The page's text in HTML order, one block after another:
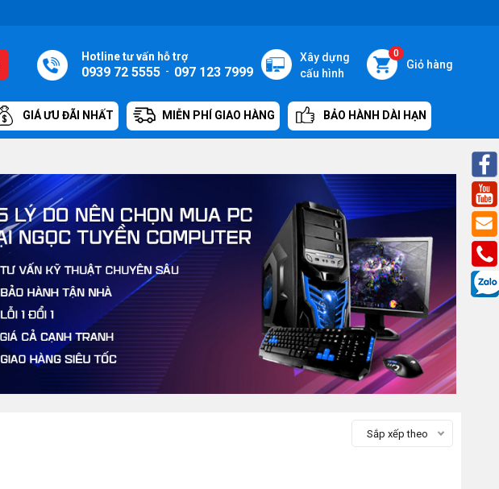
0
Giỏ hàng
Xây dựng
cấu hình
Hotline tư vấn hỗ trợ
0939 72 5555 - 097 123 7999
GIÁ ƯU ĐÃI NHẤT MIỄN PHÍ GIAO HÀNG BẢO HÀNH DÀI HẠN
Sắp xếp theo